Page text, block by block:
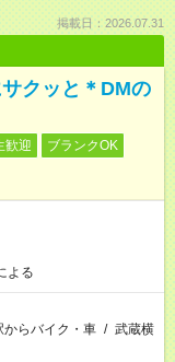
掲載日：2026.07.31
クッと＊DMの
歓迎
ブランクOK
よる
からバイク・車 / 武蔵横